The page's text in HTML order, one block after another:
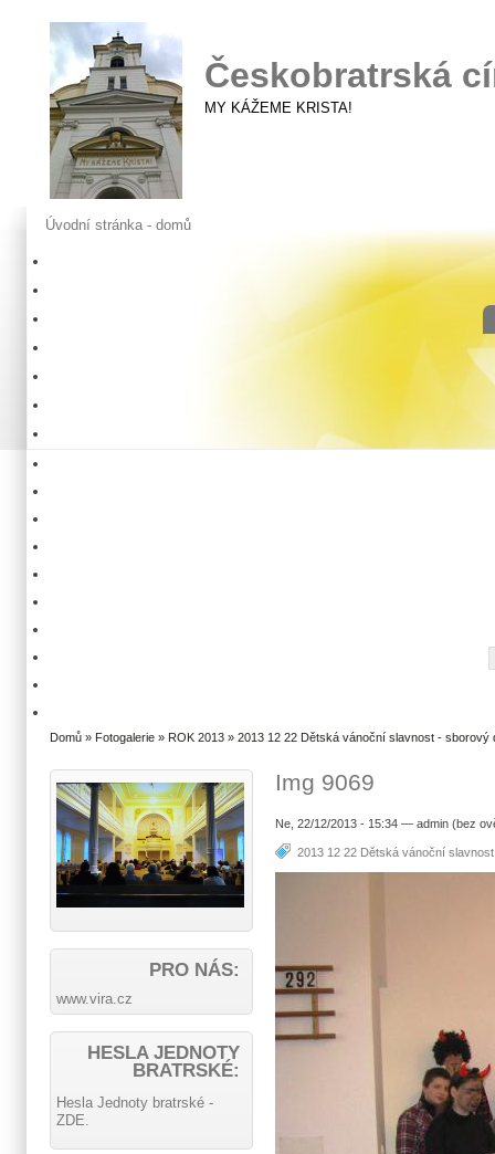
Českobratrská
MY KÁŽEME KRISTA!
Úvodní stránka - domů
Domů » Fotogalerie » ROK 2013 » 2013 12 22 Dětská vánoční slavnost - sborový
Img 9069
Ne, 22/12/2013 - 15:34 — admin (bez
2013 12 22 Dětská vánoční
PRO NÁS:
www.vira.cz
HESLA JEDNOTY
BRATRSKÉ:
Hesla Jednoty bratrské -
ZDE.